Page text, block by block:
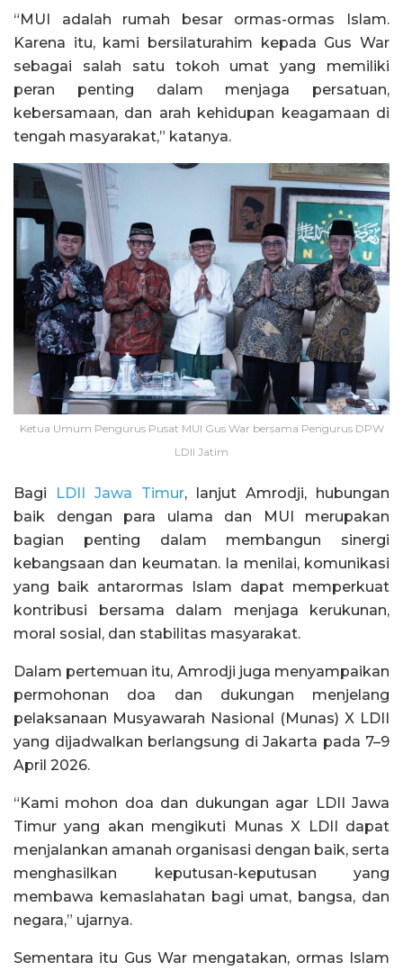
“MUI adalah rumah besar ormas-ormas Islam.
Karena itu, kami bersilaturahim kepada Gus War
sebagai salah satu tokoh umat yang memiliki
peran penting dalam menjaga persatuan,
kebersamaan, dan arah kehidupan keagamaan di
tengah masyarakat,” katanya.
Ketua Umum Pengurus Pusat MUI Gus War bersama Pengurus DPW
LDII Jatim
Bagi LDII Jawa Timur, lanjut Amrodji, hubungan
baik dengan para ulama dan MUI merupakan
bagian penting dalam membangun sinergi
kebangsaan dan keumatan. Ia menilai, komunikasi
yang baik antarormas Islam dapat memperkuat
kontribusi bersama dalam menjaga kerukunan,
moral sosial, dan stabilitas masyarakat.
Dalam pertemuan itu, Amrodji juga menyampaikan
permohonan doa dan dukungan menjelang
pelaksanaan Musyawarah Nasional (Munas) X LDII
yang dijadwalkan berlangsung di Jakarta pada 7–9
April 2026.
“Kami mohon doa dan dukungan agar LDII Jawa
Timur yang akan mengikuti Munas X LDII dapat
menjalankan amanah organisasi dengan baik, serta
menghasilkan keputusan-keputusan yang
membawa kemaslahatan bagi umat, bangsa, dan
negara,” ujarnya.
Sementara itu Gus War mengatakan, ormas Islam